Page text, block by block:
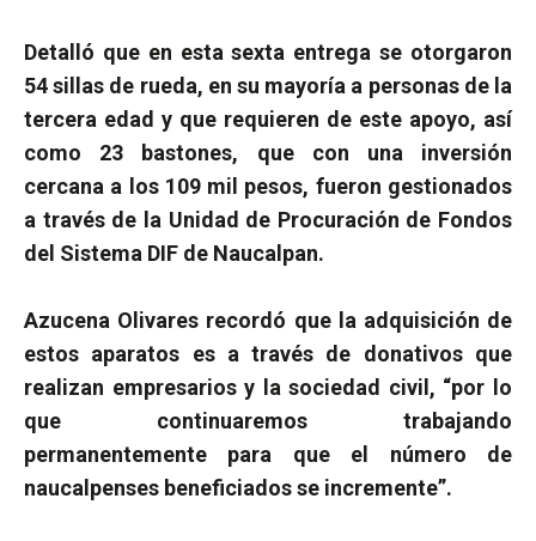
Detalló que en esta sexta entrega se otorgaron
54 sillas de rueda, en su mayoría a personas de la
tercera edad y que requieren de este apoyo, así
como 23 bastones, que con una inversión
cercana a los 109 mil pesos, fueron gestionados
a través de la Unidad de Procuración de Fondos
del Sistema DIF de Naucalpan.
Azucena Olivares recordó que la adquisición de
estos aparatos es a través de donativos que
realizan empresarios y la sociedad civil, “por lo
que continuaremos trabajando
permanentemente para que el número de
naucalpenses beneficiados se incremente”.